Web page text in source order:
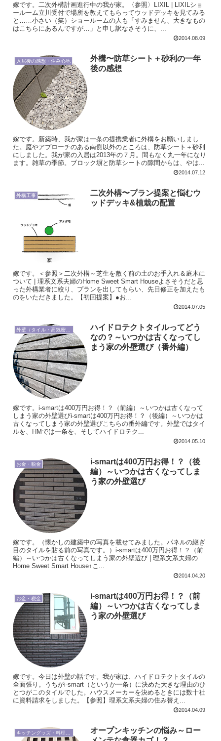
嫁です。二次外構計画進行中の我が家。〈参照〉LIXIL | LIXILショ
ールーム立川受付で場所を教えてもらってウッドデッキを見てみる
と……小さい（笑）ショールームの人も「すみません、大きなもの
はこちらにあるんですが…」と申し訳なさそうに、...
2014.08.09
入居後の感想・住み心地
外構〜防草シート＋砂利の一年
後の感想
嫁です。新築時、我が家は一条の提携業者に外構をお願いしまし
た。庭やアプローチのある南側以外のところは、防草シート＋砂利
にしました。我が家の入居は2013年の７月。間もなく丸一年になり
ます。雑草の季節。ブロック塀と防草シートの隙間からは、やは...
2014.07.12
外構工事
二次外構〜プラン提案と悩むウ
ッドデッキ&植栽の配置
嫁です。＜参照＞二次外構～芝生を敷く前の土のお手入れ＆庭木に
ついて | 理系文系夫婦のHome Sweet Smart Houseよさそうだと思
った外構業者に絞り、プランを出してもらい、先日修正を加えたも
のをいただきました。【初回提案】●お...
2014.07.05
外壁（タイル・高気密高断熱）
ハイドロテクトタイルってどう
なの？～いつかは古くなってし
まう家の外壁選び（番外編）
嫁です。i-smartは400万円お得！？（前編）～いつかは古くなって
しまう家の外壁選びi-smartは400万円お得！？（後編）～いつかは
古くなってしまう家の外壁選びこちらの番外編です。外壁ではタイ
ルを、HMでは一条を、そしてハイドロテク...
2014.05.10
お金・税金
i-smartは400万円お得！？（後
編）～いつかは古くなってしま
う家の外壁選び
嫁です。（懐かしの建築中の写真を載せてみました。パネルの継ぎ
目のタイルを貼る前の写真です。）i-smartは400万円お得！？（前
編）～いつかは古くなってしまう家の外壁選び | 理系文系夫婦の
Home Sweet Smart House↑こ...
2014.04.20
お金・税金
i-smartは400万円お得！？（前
編）～いつかは古くなってしま
う家の外壁選び
嫁です。今日は外壁の話です。我が家は、ハイドロテクトタイルの
全面張り。うちがi-smart（というか一条）に決めた大きな理由のひ
とつがこのタイルでした。ハウスメーカーを決めるときには数十社
に資料請求をしました。【参照】理系文系夫婦の住み替え...
2014.04.09
キッチングッズ・料理・お取り寄せ
オープンキッチンの悩み～ロー